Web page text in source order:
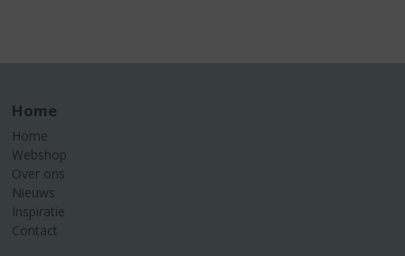
Home
Home
Webshop
Over ons
Nieuws
Inspiratie
Contact